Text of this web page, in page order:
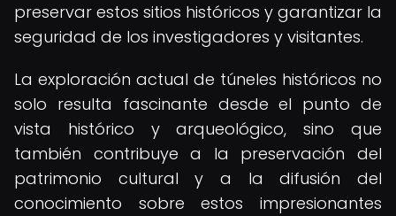
preservar estos sitios históricos y garantizar la
seguridad de los investigadores y visitantes.
La exploración actual de túneles históricos no
solo resulta fascinante desde el punto de
vista histórico y arqueológico, sino que
también contribuye a la preservación del
patrimonio cultural y a la difusión del
conocimiento sobre estos impresionantes